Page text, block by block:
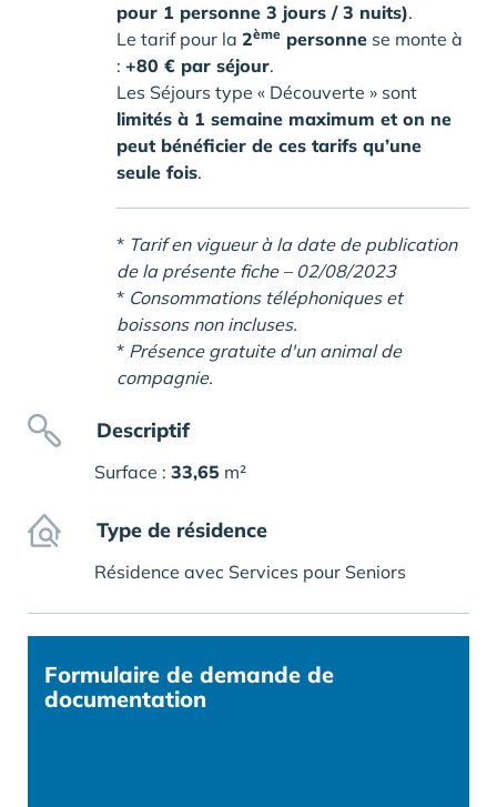
pour 1 personne 3 jours / 3 nuits).
Le tarif pour la 2ème personne se monte à
: +80 € par séjour.
Les Séjours type « Découverte » sont
limités à 1 semaine maximum et on ne
peut bénéficier de ces tarifs qu’une
seule fois.
* Tarif en vigueur à la date de publication
de la présente fiche – 02/08/2023
* Consommations téléphoniques et
boissons non incluses.
* Présence gratuite d'un animal de
compagnie.
Descriptif
Surface : 33,65 m²
Type de résidence
Résidence avec Services pour Seniors
Formulaire de demande de
documentation